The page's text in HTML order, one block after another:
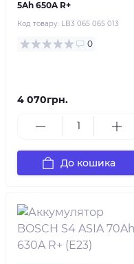
5Ah 650A R+
Код товару: LB3 065 065 013
0
4 070грн.
До кошика